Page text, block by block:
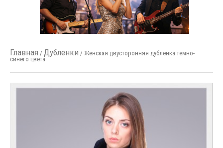
Главная / Дубленки / Женская двусторонняя дубленка темно-
синего цвета